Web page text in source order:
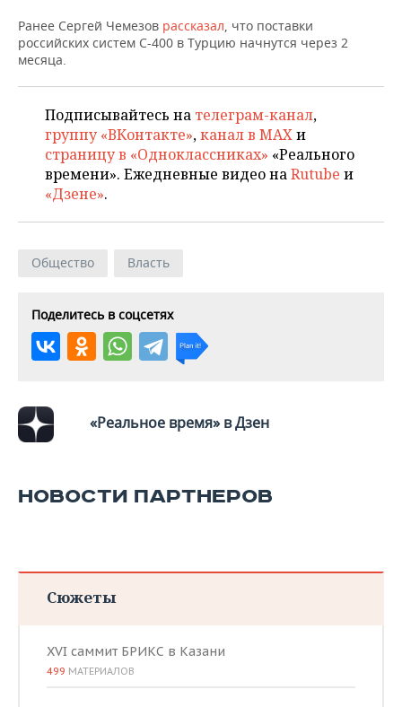
ОПК
ЭНЕРГЕТИКА
ТРАНСПОРТ
УСЛУГИ
IT
МЕДИА
НОВОСТИ МЕРОПРИЯТИЙ
ВЫЕЗДНАЯ РЕДАКЦИЯ
ONLINE-КОНФЕРЕНЦИИ
ОТКРЫТАЯ ЛЕКЦИЯ
СПОРТ
НОВОСТИ СПОРТА
ХОККЕЙ
БАСКЕТБОЛ
ВОЛЕЙБОЛ
КИБЕРСПОРТ
ФИГУРНОЕ КАТАНИЕ
ВОДНЫЕ ВИДЫ СПОРТА
ОБЩЕСТВО
ВЛАСТЬ
ИНФРАСТРУКТУРА
ИСТОРИЯ
КУЛЬТУРА
МЕДИЦИНА
ОБРАЗОВАНИЕ
СЮЖЕТЫ
СПРАВОЧНИК
СПИСОК ПЕРСОН
СПИСОК КОМПАНИЙ
ПОЛНАЯ ВЕРСИЯ
Ранее Сергей Чемезов рассказал, что поставки
российских систем С-400 в Турцию начнутся через 2
месяца.
Подписывайтесь на телеграм-канал,
группу «ВКонтакте»,канал в MAXи
страницу в «Одноклассниках» «Реального
времени». Ежедневные видео наRutube и
«Дзене».
Общество Власть
Поделитесь в соцсетях
«Реальное время» в Дзен
НОВОСТИ ПАРТНЕРОВ
Сюжеты
XVI саммит БРИКС в Казани
499 МАТЕРИАЛОВ